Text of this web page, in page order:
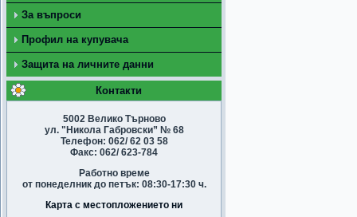
За въпроси
Профил на купувача
Защита на личните данни
Контакти
5002 Велико Търново
ул. "Никола Габровски” № 68
Телефон: 062/ 62 03 58
Факс: 062/ 623-784
Работно време
от понеделник до петък: 08:30-17:30 ч.
Карта с местопложението ни